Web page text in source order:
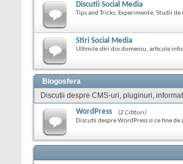
Discutii Social Media
Tips and Tricks, Experimente, Studii de
Stiri Social Media
Ultimile stiri din domeniu, articole
Blogosfera
Discutii despre CMS-uri, pluginuri,
WordPress
(2 Cititori)
Discutii despre WordPress si ce tine